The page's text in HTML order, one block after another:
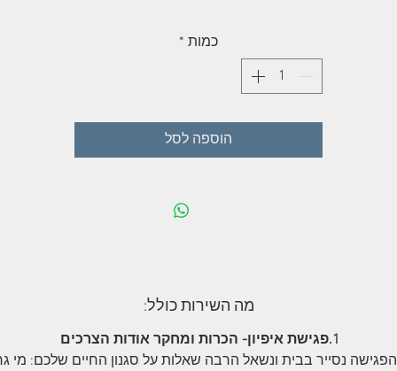
הליווי הינו מודולורי וניתן להתאמה אישית לפי צורך מוגדר מראש או תוך
כמות *
הוספה לסל
מה השירות כולל:
1.פגישת איפיון- הכרות ומחקר אודות הצרכים
נסייר בבית ונשאל הרבה שאלות על סגנון החיים שלכם: מי